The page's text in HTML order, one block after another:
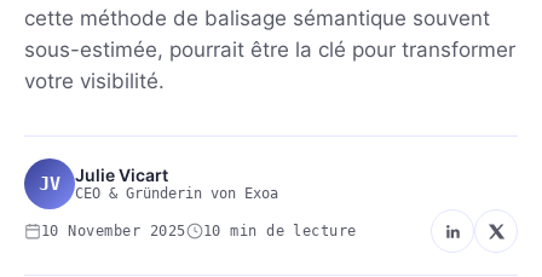
cette méthode de balisage sémantique souvent
sous-estimée, pourrait être la clé pour transformer
votre visibilité.
JV Julie Vicart
CEO & Gründerin von Exoa
10 November 2025 10 min de lecture